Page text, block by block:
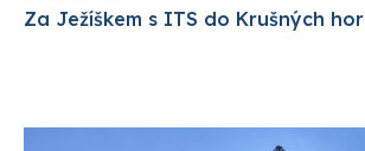
Za Ježíškem s ITS do Krušných hor